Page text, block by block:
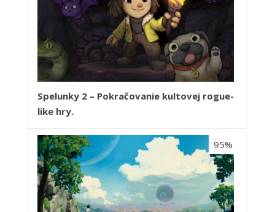
Spelunky 2 – Pokračovanie kultovej rogue-
like hry.
95%